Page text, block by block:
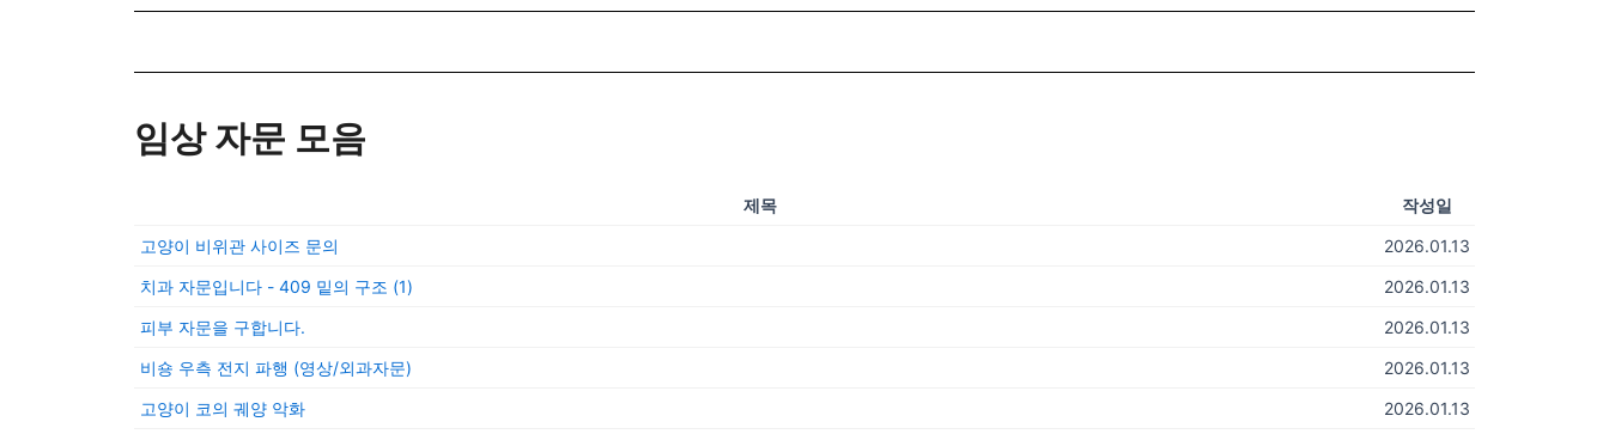
임상 자문 모음
제목
작성일
고양이 비위관 사이즈 문의
2026.01.13
치과 자문입니다 - 409 밑의 구조 (1)
2026.01.13
피부 자문을 구합니다.
2026.01.13
비숑 우측 전지 파행 (영상/외과자문)
2026.01.13
고양이 코의 궤양 악화
2026.01.13